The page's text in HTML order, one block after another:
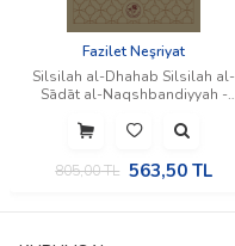
Fazilet Neşriyat
Silsilah al-Dhahab Silsilah al-
Sādāt al-Naqshbandiyyah -
(Silsiletü'z-Zeheb) (İngilizce)
805,00TL 563,50 TL